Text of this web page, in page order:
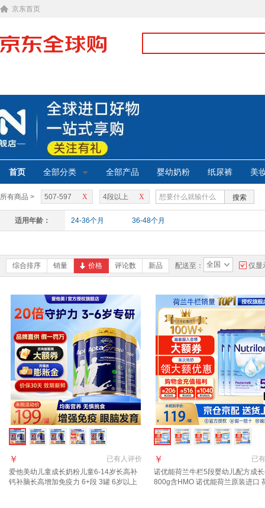
京东首页
首页 全部分类 全部产品 婴幼奶粉 纸尿裤 美
所有商品 > X
507-597 X
4段以上 搜索
适用年龄： 24-36个月 36-48个月
综合排序 销量 价格 评论数 新品 配送至： 全国 仅显
已有人评价
￥
爱他美幼儿童成长奶粉儿童6-14岁长高补
钙补脑长高增加免疫力 6+段 3罐 6岁以上
已有
￥
诺优能荷兰牛栏5段婴幼儿配方成
800g含HMO 诺优能荷兰原装进口